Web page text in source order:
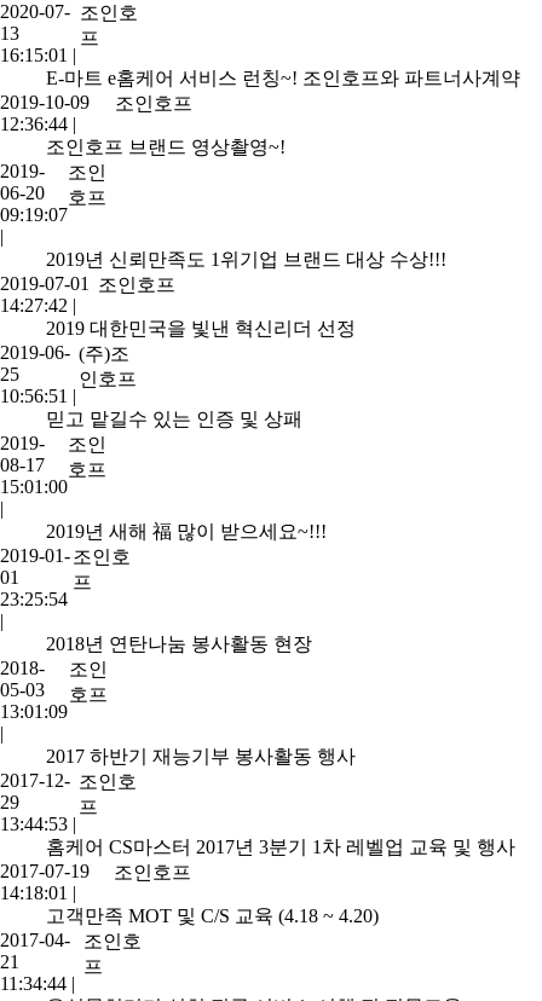
2020-07-
13
16:15:01 |
조인호
프
E-마트 e홈케어 서비스 런칭~! 조인호프와 파트너사계약
2019-10-09
12:36:44 |
조인호프
조인호프 브랜드 영상촬영~!
2019-
06-20
09:19:07
|
조인
호프
2019년 신뢰만족도 1위기업 브랜드 대상 수상!!!
2019-07-01
14:27:42 |
조인호프
2019 대한민국을 빛낸 혁신리더 선정
2019-06-
25
10:56:51 |
(주)조
인호프
믿고 맡길수 있는 인증 및 상패
2019-
08-17
15:01:00
|
조인
호프
2019년 새해 福 많이 받으세요~!!!
2019-01-
01
23:25:54
|
조인호
프
2018년 연탄나눔 봉사활동 현장
2018-
05-03
13:01:09
|
조인
호프
2017 하반기 재능기부 봉사활동 행사
2017-12-
29
13:44:53 |
조인호
프
홈케어 CS마스터 2017년 3분기 1차 레벨업 교육 및 행사
2017-07-19
14:18:01 |
조인호프
고객만족 MOT 및 C/S 교육 (4.18 ~ 4.20)
2017-04-
21
11:34:44 |
조인호
프